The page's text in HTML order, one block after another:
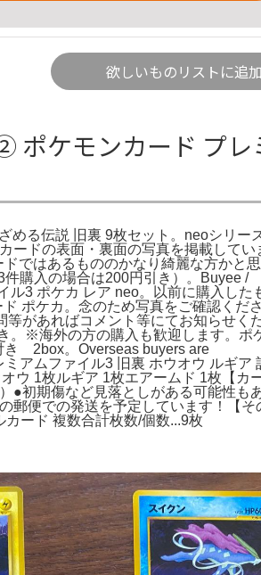
欲しいものリストに追加
ポケモンカード プレ
める伝説 旧裏 9枚セット。neoシリー
ドの表面・裏面の写真を掲載してい
ではあるもののかなり綺麗な方かと思
購入の場合は200円引き）。Buyee /
3 ポケカ レア neo。以前に購入した
ポケカ。念のため写真をご確認くださ
があればコメント等にてお知らせくだ
。※海外の方の購入も歓迎します。
2box。Overseas buyers are
アムファイル3 旧裏 ホウオウ ルギア
ウ 1枚ルギア 1枚エアームド 1枚【カ
●初期傷など見落としがある可能性も
郵便での発送を予定しています！【そ
ード 複数合計枚数/個数...9枚